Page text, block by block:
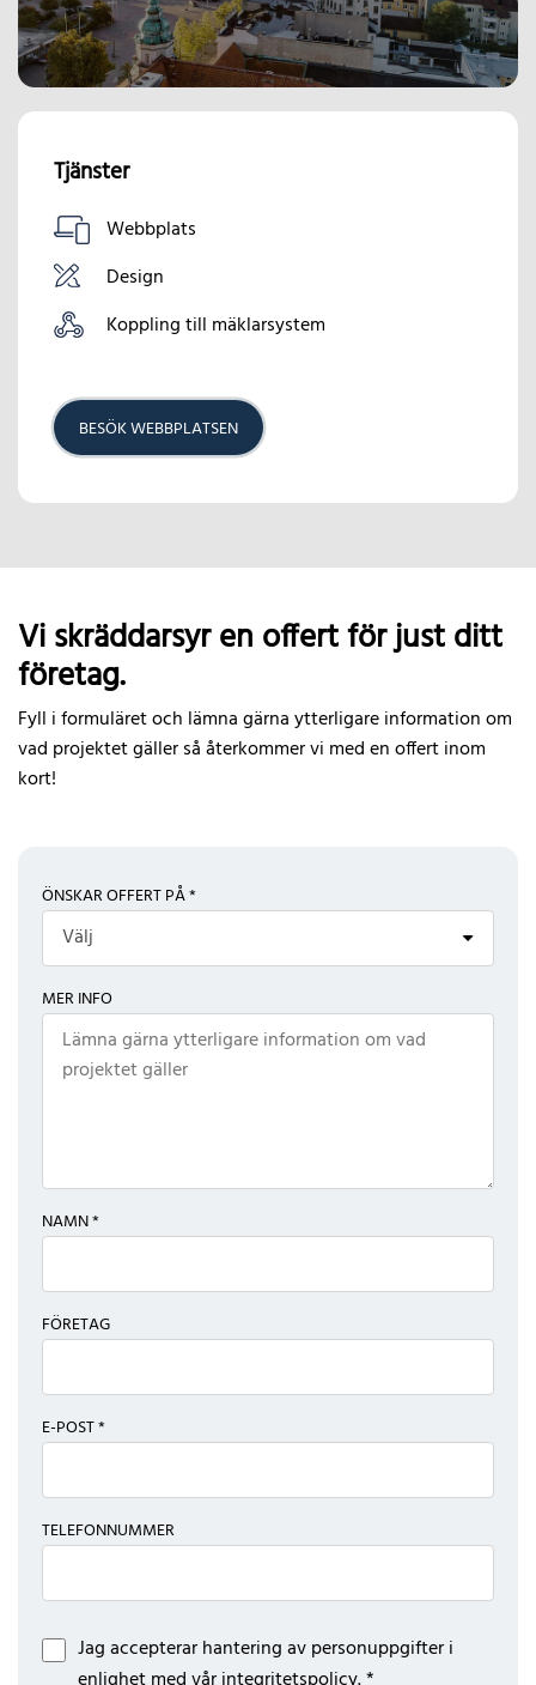
Tjänster
Webbplats
Design
Koppling till mäklarsystem
BESÖK WEBBPLATSEN
Vi skräddarsyr en offert för just ditt
företag.
Fyll i formuläret och lämna gärna ytterligare information om
vad projektet gäller så återkommer vi med en offert inom
kort!
ÖNSKAR OFFERT PÅ *
Välj
MER INFO
NAMN *
FÖRETAG
E-POST *
TELEFONNUMMER
Jag accepterar hantering av personuppgifter i